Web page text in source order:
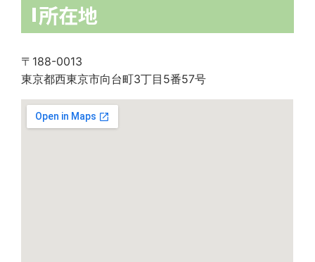
所在地
〒188-0013
東京都西東京市向台町3丁目5番57号